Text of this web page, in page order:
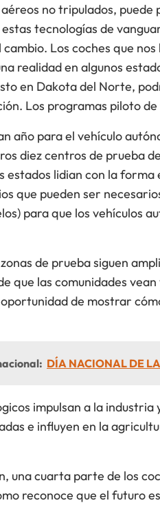
no tripulados,
tecnologías de
Los coches que
realidad en algunos
en Dakota del Norte,
Los programas piloto
año para el vehículo
diez centros de prueba
estados lidian con la
que pueden ser
para que los vehículos
de prueba siguen
que las comunidades
de mostrar
DÍA NACIONAL DE
impulsan a la
e influyen en la
una cuarta parte de los
reconoce que el futuro